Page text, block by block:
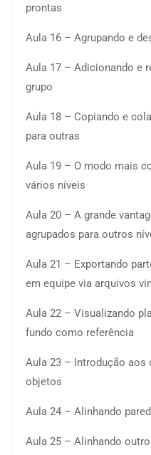
prontas
Aula 16 – Agrupando e
Aula 17 – Adicionando e
grupo
Aula 18 – Copiando e
para outras
Aula 19 – O modo mais
vários níveis
Aula 20 – A grande
agrupados para outros
Aula 21 – Exportando
em equipe via arquivos
Aula 22 – Visualizando
fundo como referência
Aula 23 – Introdução aos
objetos
Aula 24 – Alinhando
Aula 25 – Alinhando